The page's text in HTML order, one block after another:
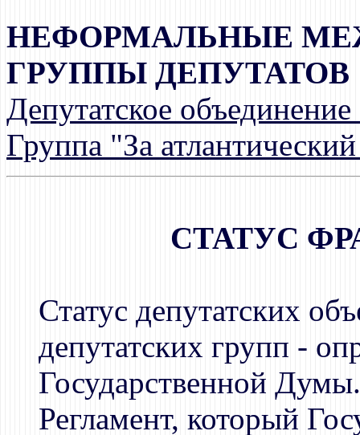
НЕФОРМАЛЬНЫЕ
ГРУППЫ ДЕПУТАТОВ
Депутатское
Группа "За
СТАТУС
Статус депутатских
депутатских групп -
Государственной Думы.
Регламент, который